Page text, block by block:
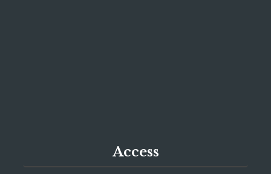
Access